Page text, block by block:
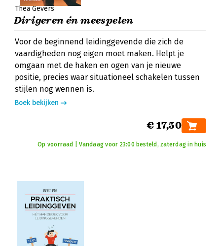
Thea Gevers
Dirigeren én meespelen
Voor de beginnend leidinggevende die zich de
vaardigheden nog eigen moet maken. Helpt je
omgaan met de haken en ogen van je nieuwe
positie, precies waar situationeel schakelen tussen
stijlen nog wennen is.
Boek bekijken
€ 17,50
Op voorraad | Vandaag voor 23:00 besteld, zaterdag in huis